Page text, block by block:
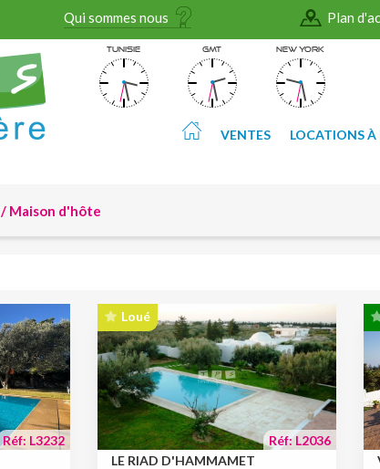
Qui sommes nous Plan
Tunisie GMT NEW YORK
VENTES LOCATIONS À
/ Maison d'hôte
Réf: L3232
Loué
Réf: L2036
LE RIAD D'HAMMAMET